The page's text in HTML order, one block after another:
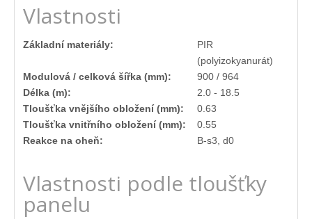
Vlastnosti
Základní materiály:
PIR
(polyizokyanurát)
Modulová / celková šířka (mm):
900 / 964
Délka (m):
2.0 - 18.5
Tloušťka vnějšího obložení (mm):
0.63
Tloušťka vnitřního obložení (mm):
0.55
Reakce na oheň:
B-s3, d0
Vlastnosti podle tloušťky
panelu